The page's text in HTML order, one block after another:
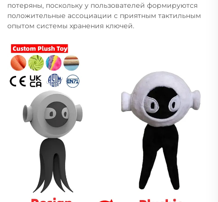
потеряны, поскольку у пользователей формируются
положительные ассоциации с приятным тактильным
опытом системы хранения ключей.